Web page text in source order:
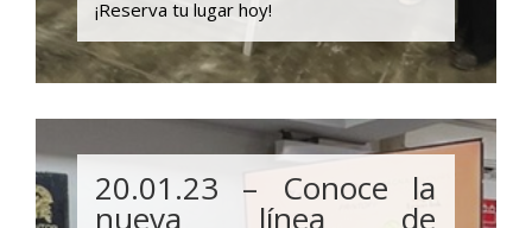
¡Reserva tu lugar hoy!
20.01.23 – Conoce la
nueva línea de